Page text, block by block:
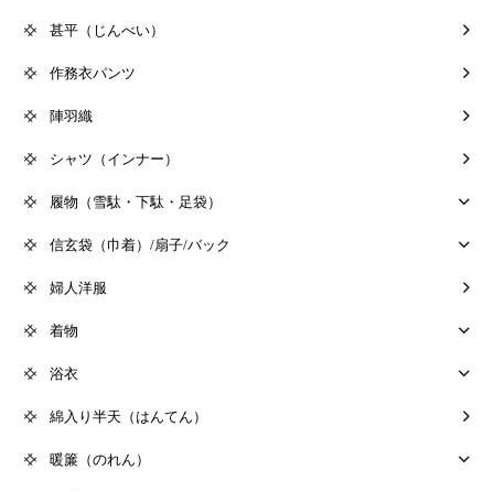
甚平（じんべい）
作務衣パンツ
陣羽織
シャツ（インナー）
履物（雪駄・下駄・足袋）
信玄袋（巾着）/扇子/バック
婦人洋服
着物
浴衣
綿入り半天（はんてん）
暖簾（のれん）